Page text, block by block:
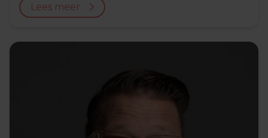
Lees meer